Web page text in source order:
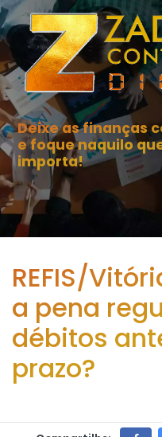
Deixe as finanças
e foque naquilo
importa!
REFIS/
a pena
débitos
prazo?